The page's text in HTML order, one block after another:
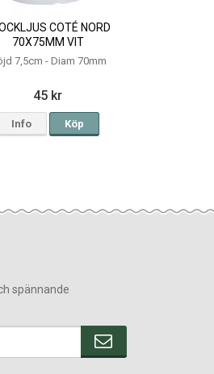
COTÉ NORD
70X75MM VIT
7,5cm - Diam 70mm
45 kr
Info Köp
spännande